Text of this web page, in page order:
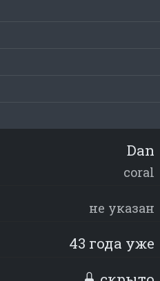
Dan
coral
не указан
43 года уже